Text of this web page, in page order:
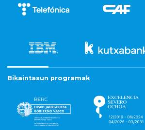
Bikaintasun programak